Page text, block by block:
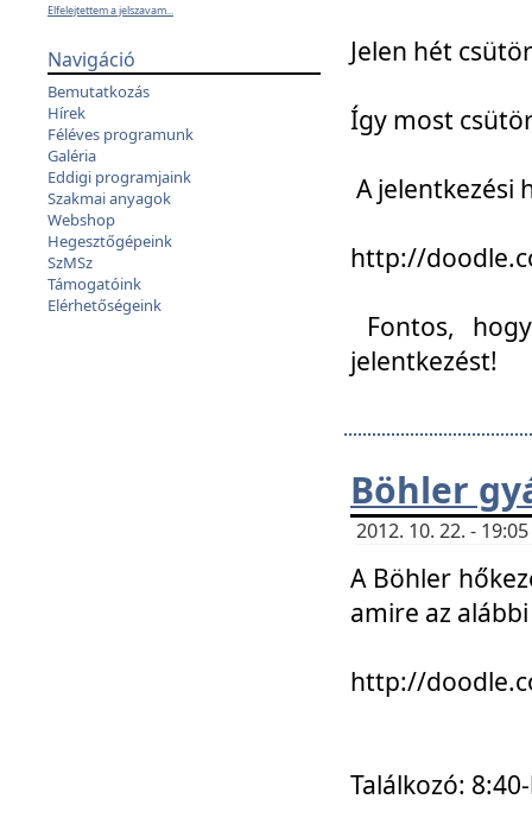
Elfelejtettem a jelszavam...
Navigáció
Bemutatkozás
Hírek
Féléves programunk
Galéria
Eddigi programjaink
Szakmai anyagok
Webshop
Hegesztőgépeink
SzMSz
Támogatóink
Elérhetőségeink
Jelen hét
Így most
A jelentkezési
http://
Fontos,
jelentkezést!
Böhler
2012. 10. 22. -
A Böhler
amire az
http://
Találkozó: